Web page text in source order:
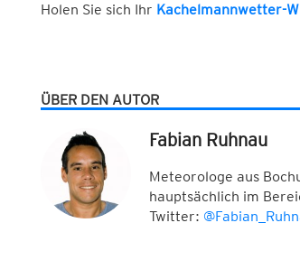
Holen Sie sich Ihr Kachelmannwetter-
ÜBER DEN AUTOR
Fabian Ruhnau
Meteorologe aus
hauptsächlich im
Twitter: